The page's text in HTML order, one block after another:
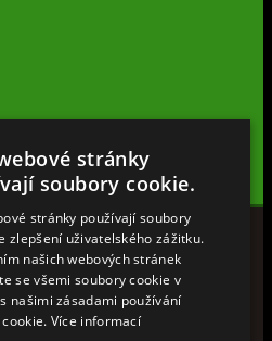
stránky
soubory cookie.
stránky používají soubory
zlepšení uživatelského zážitku.
našich webových stránek
se všemi soubory cookie v
našimi zásadami používání
Více informací